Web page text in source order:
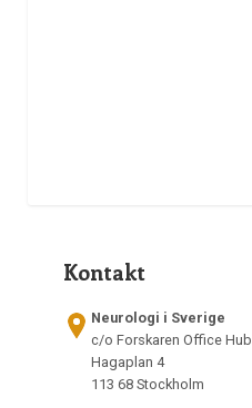
Kontakt
Neurologi i Sverige
c/o Forskaren Office Hub
Hagaplan 4
113 68 Stockholm